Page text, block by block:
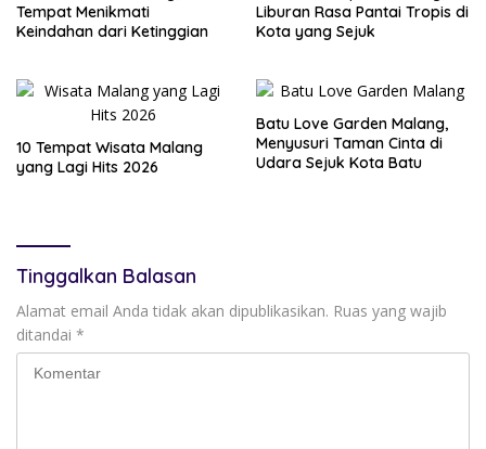
Tempat Menikmati
Keindahan dari Ketinggian
Liburan Rasa Pantai Tropis di
Kota yang Sejuk
10 Tempat Wisata Malang
yang Lagi Hits 2026
Batu Love Garden Malang,
Menyusuri Taman Cinta di
Udara Sejuk Kota Batu
Tinggalkan Balasan
Alamat email Anda tidak akan dipublikasikan. Ruas yang wajib
ditandai *